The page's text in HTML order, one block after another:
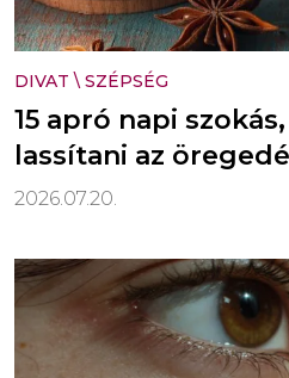
DIVAT \ SZÉPSÉG
15 apró napi
lassítani az
2026.07.20.